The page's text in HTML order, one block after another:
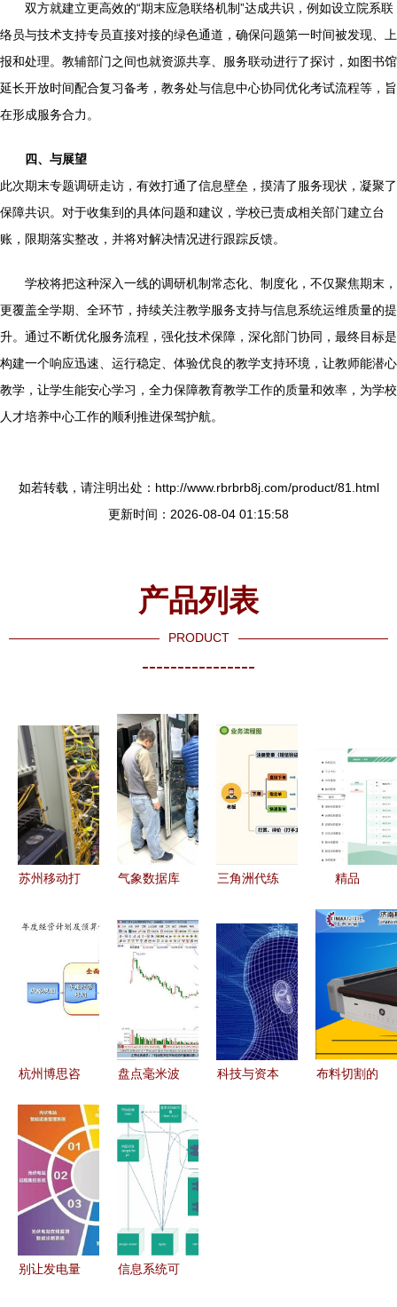
双方就建立更高效的“期末应急联络机制”达成共识，例如设立院系联
络员与技术支持专员直接对接的绿色通道，确保问题第一时间被发现、上
报和处理。教辅部门之间也就资源共享、服务联动进行了探讨，如图书馆
延长开放时间配合复习备考，教务处与信息中心协同优化考试流程等，旨
在形成服务合力。
四、与展望
此次期末专题调研走访，有效打通了信息壁垒，摸清了服务现状，凝聚了
保障共识。对于收集到的具体问题和建议，学校已责成相关部门建立台
账，限期落实整改，并将对解决情况进行跟踪反馈。
学校将把这种深入一线的调研机制常态化、制度化，不仅聚焦期末，
更覆盖全学期、全环节，持续关注教学服务支持与信息系统运维质量的提
升。通过不断优化服务流程，强化技术保障，深化部门协同，最终目标是
构建一个响应迅速、运行稳定、体验优良的教学支持环境，让教师能潜心
教学，让学生能安心学习，全力保障教育教学工作的质量和效率，为学校
人才培养中心工作的顺利推进保驾护航。
如若转载，请注明出处：http://www.rbrbrb8j.com/product/81.html
更新时间：2026-08-04 01:15:58
产品列表
PRODUCT
----------------
苏州移动打
微机房践行
动信息系统
运维服务创
气象数据库
上线切换维
护圆满完
成，信息系
能力再度提
升
三角洲代练
程序私有化
部署方案
基于uniapp
与
thinkphp6
的完整源码
精品
于Python学
绩管理系统
的设计与运
行维护服务
实践
杭州博思咨
业实现精准
年度经营计
划与高效信
息系统运维
盘点毫米波
6只高人气
龙头股 基
本面与投资
看点分析
科技与资本
布料切割的
别让发电量
信息系统可